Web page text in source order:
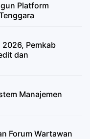
Platform
2026, Pemkab
dan
Manajemen
Forum Wartawan